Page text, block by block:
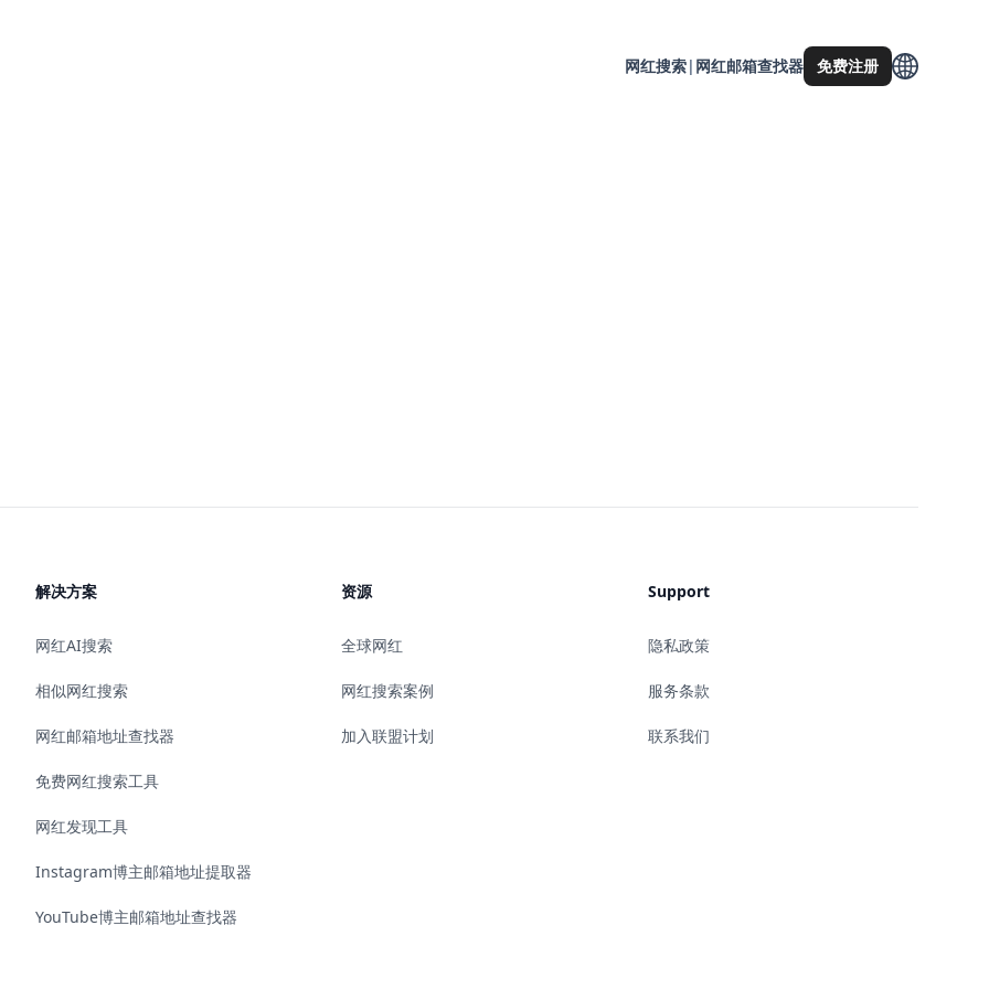
网红搜索| 网红邮箱查找器 免费注册
解决方案
网红AI搜索
相似网红搜索
网红邮箱地址查找器
免费网红搜索工具
网红发现工具
Instagram博主邮箱地址提取器
YouTube博主邮箱地址查找器
资源
全球网红
网红搜索案例
加入联盟计划
Support
隐私政策
服务条款
联系我们